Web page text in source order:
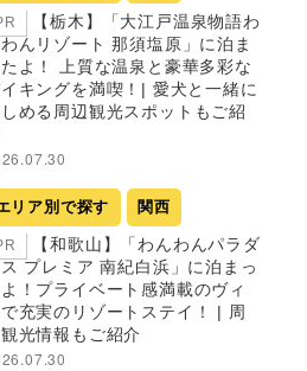
【栃木】「大江戸温泉物語わ
んリゾート 那須塩原」に泊ま
たよ！ 上質な温泉と豪華多彩な
キングを満喫！| 愛犬と一緒に
める周辺観光スポットもご紹
リア別で探す 関西
【和歌山】「わんわんパラダ
プレミア 南紀白浜」に泊まっ
！プライベート感満載のヴィ
充実のリゾートステイ！ | 周
光情報もご紹介